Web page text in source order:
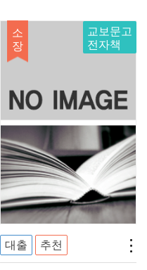
소
장
교보문고
전자책
대출 추천